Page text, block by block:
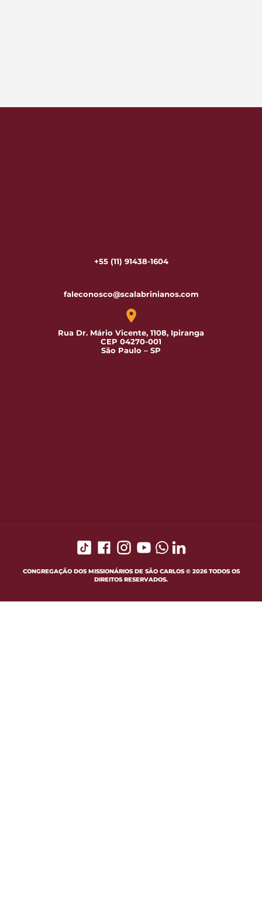
+55 (11) 91438-1604
faleconosco@scalabrinianos.com
Rua Dr. Mário Vicente, 1108, Ipiranga
CEP 04270-001
São Paulo – SP
CONGREGAÇÃO DOS MISSIONÁRIOS DE SÃO CARLOS © 2026 TODOS OS
DIREITOS RESERVADOS.